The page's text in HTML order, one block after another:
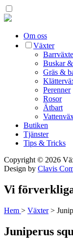
Om oss
Växter
Buskar
Gräs &
Perenner
Rosor
Ätbart
Butiken
Tjänster
Tips & Tricks
Copyright © 2026
Design by Clavis
Vi
Hem > Växter>
Juniperus